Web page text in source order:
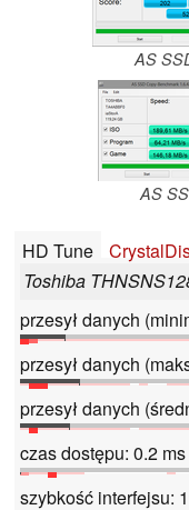
AS
AS
HD Tune
Toshiba
przesył danych
przesył danych
przesył danych
czas dostępu: 0.2 ms
szybkość interfejsu: